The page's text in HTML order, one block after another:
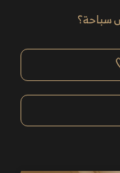
سباحة؟